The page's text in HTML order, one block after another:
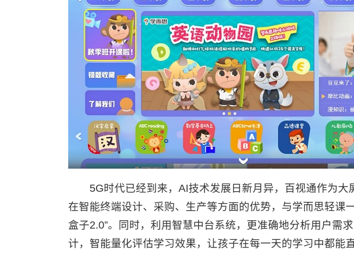
5G时代已经到来，AI技术发展日新月异，百视通作为大
在智能终端设计、采购、生产等方面的优势，与学而思轻课
盒子2.0”。同时，利用智慧中台系统，更准确地分析用户需
计，智能量化评估学习效果，让孩子在每一天的学习中都能